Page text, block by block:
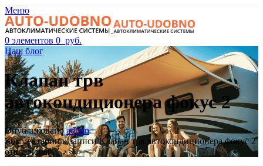
Меню
0 элементов 0 руб.
Наш блог
Клапан трв
автокондиционера фокус 2
Опубликовано admin
Комментариик записи Клапан трв автокондиционера фокус 2
отключены